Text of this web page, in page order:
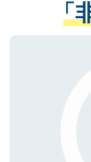
る、プ
ご登録
で、機
させて
ない方
ので、ま
「